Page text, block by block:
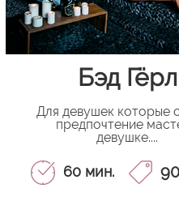
Бэд Гёрл
Для девушек которые
предпочтение
девушке....
60 мин.